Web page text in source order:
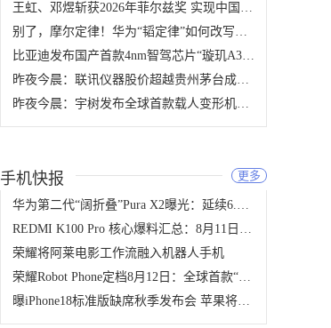
王虹、邓煜斩获2026年菲尔兹奖 实现中国数学领域零的突破
别了，摩尔定律！华为“韬定律”如何改写全球半导体的未来
比亚迪发布国产首款4nm智驾芯片“璇玑A3” 实现辅助驾驶全链路可控
昨夜今晨：联讯仪器股价超越贵州茅台成为A股新股王 腾讯音乐完成对喜马拉雅收购
昨夜今晨：宇树发布全球首款载人变形机甲 理想自研马赫M100超高算力芯片
手机快报 更多
华为第二代“阔折叠”Pura X2曝光：延续6.3英寸内屏，屏幕比例迎新调整
REDMI K100 Pro 核心爆料汇总：8月11日发布，骁龙8E5+185Hz直屏领衔
荣耀将阿莱电影工作流融入机器人手机
荣耀Robot Phone定档8月12日：全球首款“机器人手机”将颠覆手机拍摄形态
曝iPhone18标准版缺席秋季发布会 苹果将推Pro系列与折叠屏，标准版延至明年春季